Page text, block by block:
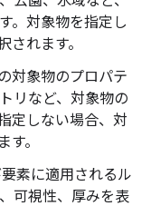
。対象物を指定し
されます。
対象物のプロパテ
リなど、対象物の
定しない場合、対
。
素に適用されるル
可視性、厚みを表